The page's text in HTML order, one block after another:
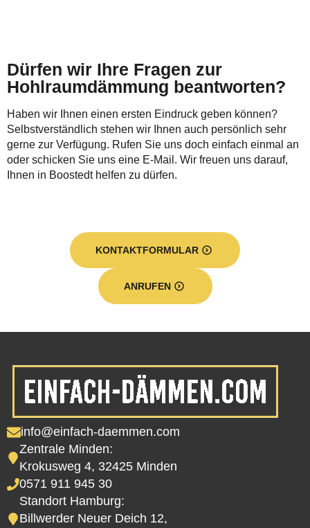
Dürfen wir Ihre Fragen zur
Hohlraumdämmung beantworten?
Haben wir Ihnen einen ersten Eindruck geben können?
Selbstverständlich stehen wir Ihnen auch persönlich sehr
gerne zur Verfügung. Rufen Sie uns doch einfach einmal an
oder schicken Sie uns eine E-Mail. Wir freuen uns darauf,
Ihnen in Boostedt helfen zu dürfen.
KONTAKTFORMULAR
ANRUFEN
info@einfach-daemmen.com
Zentrale Minden:
Krokusweg 4, 32425 Minden
0571 911 945 30
Standort Hamburg:
Billwerder Neuer Deich 12,